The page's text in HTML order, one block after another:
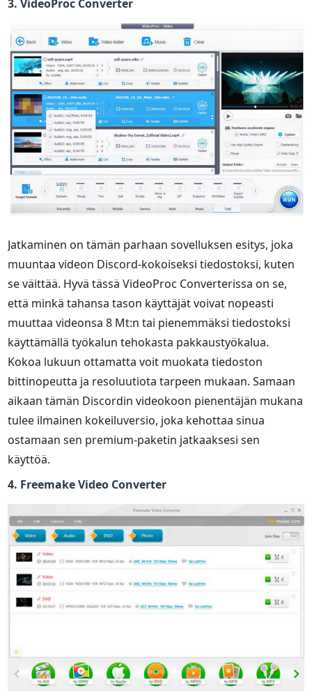
3. VideoProc Converter
Jatkaminen on tämän parhaan sovelluksen esitys, joka
muuntaa videon Discord-kokoiseksi tiedostoksi, kuten
se väittää. Hyvä tässä VideoProc Converterissa on se,
että minkä tahansa tason käyttäjät voivat nopeasti
muuttaa videonsa 8 Mt:n tai pienemmäksi tiedostoksi
käyttämällä työkalun tehokasta pakkaustyökalua.
Kokoa lukuun ottamatta voit muokata tiedoston
bittinopeutta ja resoluutiota tarpeen mukaan. Samaan
aikaan tämän Discordin videokoon pienentäjän mukana
tulee ilmainen kokeiluversio, joka kehottaa sinua
ostamaan sen premium-paketin jatkaaksesi sen
käyttöä.
4. Freemake Video Converter